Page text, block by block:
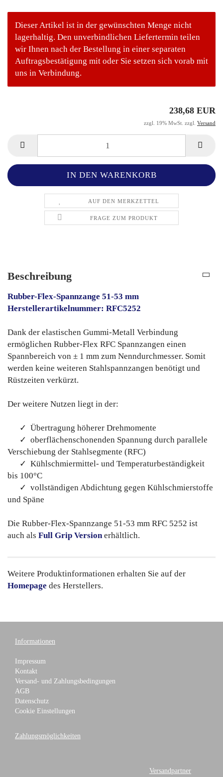
Dieser Artikel ist in der gewünschten Menge nicht
lagerhaltig. Den unverbindlichen Liefertermin teilen
wir Ihnen nach der Bestellung in einer separaten
Auftragsbestätigung mit oder Sie setzen sich vorab mit
uns in Verbindung.
238,68 EUR
zzgl. 19% MwSt. zzgl. Versand
AUF DEN MERKZETTEL
FRAGE ZUM PRODUKT
Beschreibung
Rubber-Flex-Spannzange 51-53 mm
Herstellerartikelnummer: RFC5252
Dank der elastischen Gummi-Metall Verbindung
ermöglichen Rubber-Flex RFC Spannzangen einen
Spannbereich von ± 1 mm zum Nenndurchmesser. Somit
werden keine weiteren Stahlspannzangen benötigt und
Rüstzeiten verkürzt.
Der weitere Nutzen liegt in der:
✓ Übertragung höherer Drehmomente
✓ oberflächenschonenden Spannung durch parallele
Verschiebung der Stahlsegmente (RFC)
✓ Kühlschmiermittel- und Temperaturbeständigkeit
bis 100°C
✓ vollständigen Abdichtung gegen Kühlschmierstoffe
und Späne
Die Rubber-Flex-Spannzange 51-53 mm RFC 5252 ist
auch als Full Grip Versionerhältlich.
Weitere Produktinformationen erhalten Sie auf der
Homepage des Herstellers.
Informationen
Impressum
Kontakt
Versand- und Zahlungsbedingungen
AGB
Datenschutz
Cookie Einstellungen
Zahlungsmöglichkeiten
Versandpartner